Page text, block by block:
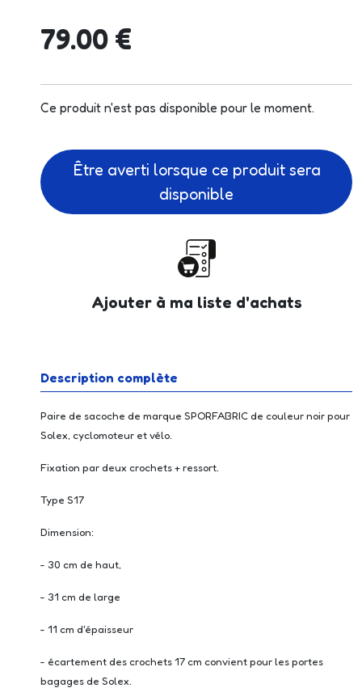
79.00 €
Ce produit n'est pas disponible pour le moment.
Être averti lorsque ce produit sera
disponible
Ajouter à ma liste d'achats
Description complète
Paire de sacoche de marque SPORFABRIC de couleur noir pour
Solex, cyclomoteur et vélo.
Fixation par deux crochets + ressort.
Type S17
Dimension:
- 30 cm de haut,
- 31 cm de large
- 11 cm d'épaisseur
- écartement des crochets 17 cm convient pour les portes
bagages de Solex.